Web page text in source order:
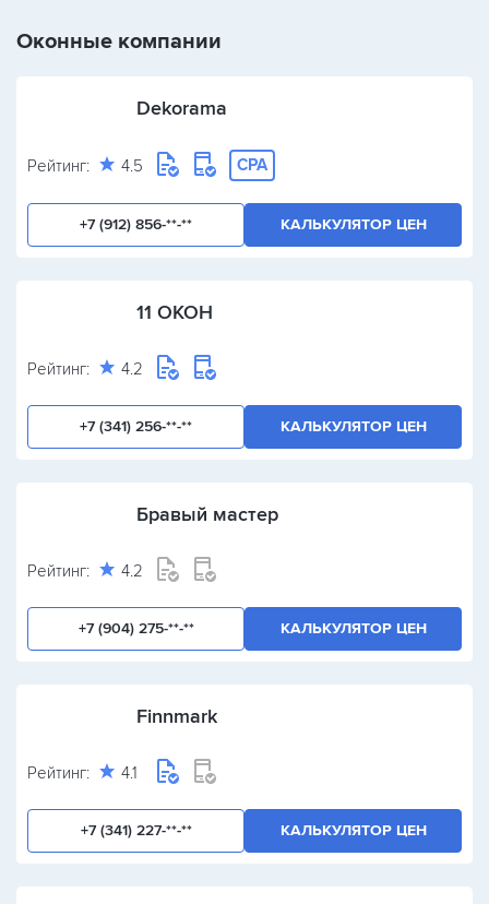
Оконные компании
Dekorama
Рейтинг: 4.5 CPA
+7 (912) 856-**-** КАЛЬКУЛЯТОР ЦЕН
11 ОКОН
Рейтинг: 4.2
+7 (341) 256-**-** КАЛЬКУЛЯТОР ЦЕН
Бравый мастер
Рейтинг: 4.2
+7 (904) 275-**-** КАЛЬКУЛЯТОР ЦЕН
Finnmark
Рейтинг: 4.1
+7 (341) 227-**-** КАЛЬКУЛЯТОР ЦЕН